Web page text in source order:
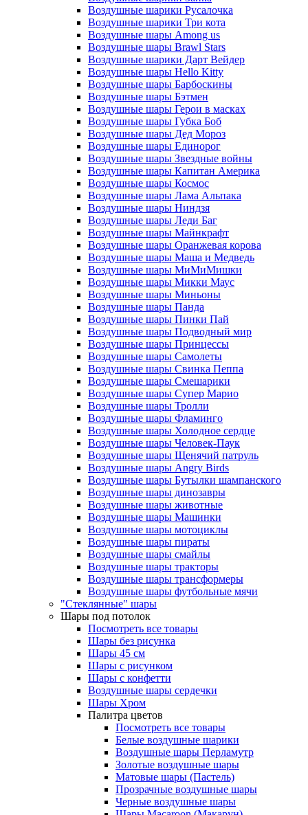
Воздушные шарики Русалочка
Воздушные шарики Три кота
Воздушные шары Among us
Воздушные шары Brawl Stars
Воздушные шарики Дарт Вейдер
Воздушные шары Hello Kitty
Воздушные шары Барбоскины
Воздушные шары Бэтмен
Воздушные шары Герои в масках
Воздушные шары Губка Боб
Воздушные шары Дед Мороз
Воздушные шары Единорог
Воздушные шары Звездные войны
Воздушные шары Капитан Америка
Воздушные шары Космос
Воздушные шары Лама Альпака
Воздушные шары Ниндзя
Воздушные шары Леди Баг
Воздушные шары Майнкрафт
Воздушные шары Оранжевая корова
Воздушные шары Маша и Медведь
Воздушные шары МиМиМишки
Воздушные шары Микки Маус
Воздушные шары Миньоны
Воздушные шары Панда
Воздушные шары Пинки Пай
Воздушные шары Подводный мир
Воздушные шары Принцессы
Воздушные шары Самолеты
Воздушные шары Свинка Пеппа
Воздушные шары Смешарики
Воздушные шары Супер Марио
Воздушные шары Тролли
Воздушные шары Фламинго
Воздушные шары Холодное сердце
Воздушные шары Человек-Паук
Воздушные шары Щенячий патруль
Воздушные шары Angry Birds
Воздушные шары Бутылки шампанского
Воздушные шары динозавры
Воздушные шары животные
Воздушные шары Машинки
Воздушные шары мотоциклы
Воздушные шары пираты
Воздушные шары смайлы
Воздушные шары тракторы
Воздушные шары трансформеры
Воздушные шары футбольные мячи
"Стеклянные" шары
Шары под потолок
Посмотреть все товары
Шары без рисунка
Шары 45 см
Шары с рисунком
Шары с конфетти
Воздушные шары сердечки
Шары Хром
Палитра цветов
Посмотреть все товары
Белые воздушные шарики
Воздушные шары Перламутр
Золотые воздушные шары
Матовые шары (Пастель)
Прозрачные воздушные шары
Черные воздушные шары